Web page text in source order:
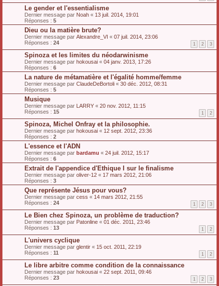
Le gender et l'essentialisme
Dernier message par Noah « 13 juil. 2014, 19:01
Réponses : 5
Dieu ou la matière brute?
Dernier message par Alexandre_VI « 07 juil. 2014, 23:06
Réponses : 24 1 2 3
Spinoza et les limites du néodarwinisme
Dernier message par hokousai « 04 janv. 2013, 17:26
Réponses : 6
La nature de métamatière et l'égalité homme/femme
Dernier message par ClaudeDeBortoli « 30 déc. 2012, 08:31
Réponses : 5
Musique
Dernier message par LARRY « 20 nov. 2012, 11:15
Réponses : 15 1 2
Spinoza, Michel Onfray et la philosophie.
Dernier message par hokousai « 12 sept. 2012, 23:36
Réponses : 2
L'essence et l'ADN
Dernier message par bardamu « 24 juil. 2012, 15:17
Réponses : 6
Extrait de l'appendice d'Ethique I sur le finalisme
Dernier message par oliver-12 « 17 mars 2012, 21:06
Réponses : 3
Que représente Jésus pour vous?
Dernier message par cess « 14 mars 2012, 21:55
Réponses : 24 1 2 3
Le Bien chez Spinoza, un problème de traduction?
Dernier message par Patonline « 01 déc. 2011, 23:46
Réponses : 13 1 2
L'univers cyclique
Dernier message par glentir « 15 oct. 2011, 22:19
Réponses : 11 1 2
Le libre arbitre comme condition de la connaissance
Dernier message par hokousai « 22 sept. 2011, 09:46
Réponses : 23 1 2 3